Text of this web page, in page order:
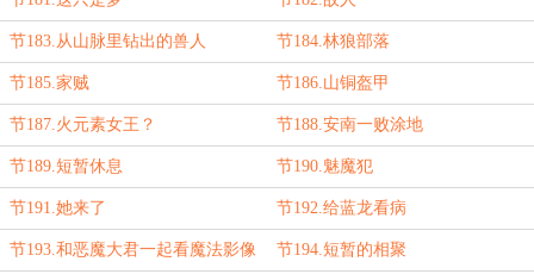
节183.从山脉里钻出的兽人 节184.林狼部落
节185.家贼 节186.山铜盔甲
节187.火元素女王？ 节188.安南一败涂地
节189.短暂休息 节190.魅魔犯
节191.她来了 节192.给蓝龙看病
节193.和恶魔大君一起看魔法影像 节194.短暂的相聚